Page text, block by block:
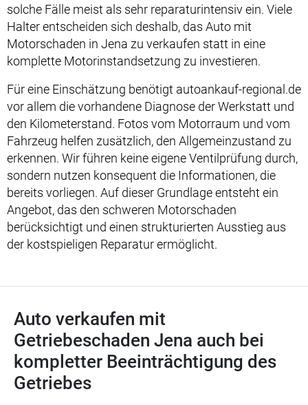
solche Fälle meist als sehr reparaturintensiv ein. Viele
Halter entscheiden sich deshalb, das Auto mit
Motorschaden in Jena zu verkaufen statt in eine
komplette Motorinstandsetzung zu investieren.
Für eine Einschätzung benötigt autoankauf-regional.de
vor allem die vorhandene Diagnose der Werkstatt und
den Kilometerstand. Fotos vom Motorraum und vom
Fahrzeug helfen zusätzlich, den Allgemeinzustand zu
erkennen. Wir führen keine eigene Ventilprüfung durch,
sondern nutzen konsequent die Informationen, die
bereits vorliegen. Auf dieser Grundlage entsteht ein
Angebot, das den schweren Motorschaden
berücksichtigt und einen strukturierten Ausstieg aus
der kostspieligen Reparatur ermöglicht.
Auto verkaufen mit
Getriebeschaden Jena auch bei
kompletter Beeinträchtigung des
Getriebes